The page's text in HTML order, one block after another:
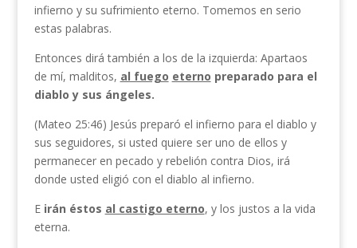
infierno y su sufrimiento eterno. Tomemos en serio
estas palabras.
Entonces dirá también a los de la izquierda: Apartaos
de mí, malditos, al fuego eterno preparado para el
diablo y sus ángeles.
(Mateo 25:46) Jesús preparó el infierno para el diablo y
sus seguidores, si usted quiere ser uno de ellos y
permanecer en pecado y rebelión contra Dios, irá
donde usted eligió con el diablo al infierno.
E irán éstos al castigo eterno, y los justos a la vida
eterna.